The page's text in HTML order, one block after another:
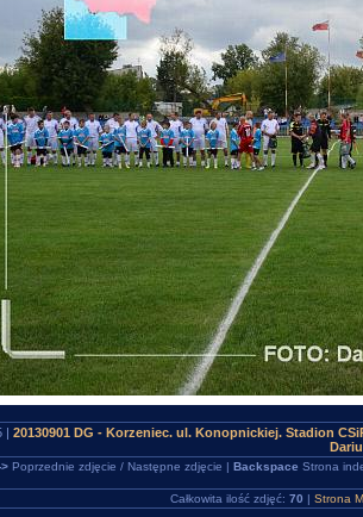
| 20130901 DG - Korzeniec. ul. Konopnickiej. Stadion
Poprzednie zdjęcie / Następne zdjęcie | Backspace Strona
Całkowita ilość zdjęć: 70 | Strona